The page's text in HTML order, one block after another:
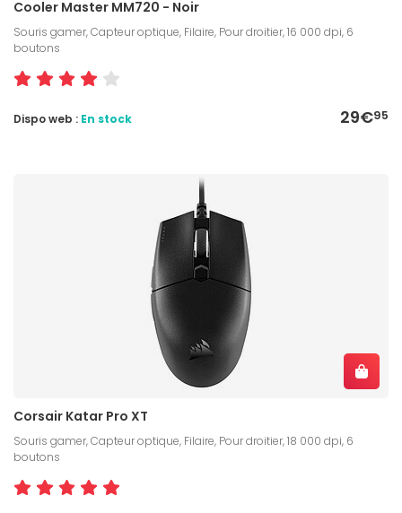
Cooler Master MM720 - Noir
Souris gamer, Capteur optique, Filaire, Pour droitier, 16 000 dpi, 6
boutons
29€95
Dispo web : En stock
Corsair Katar Pro XT
Souris gamer, Capteur optique, Filaire, Pour droitier, 18 000 dpi, 6
boutons